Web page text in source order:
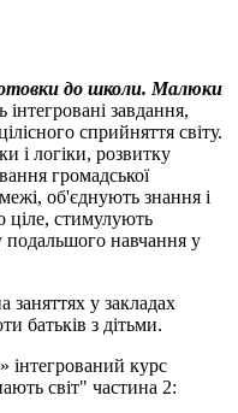
до школи. Малюки
інтегрованi завдання,
сприйняття світу.
і логiки, розвитку
громадської
об'єднують знання і
цiле, стимулують
подальшого навчання у
заняттях у закладах
батьків з дітьми.
iнтегрований курс
світ" частина 2: